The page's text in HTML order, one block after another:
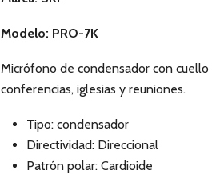
Modelo: PRO-7K
Micrófono de condensador con
conferencias, iglesias y reuniones.
Tipo: condensador
Directividad: Direccional
Patrón polar: Cardioide